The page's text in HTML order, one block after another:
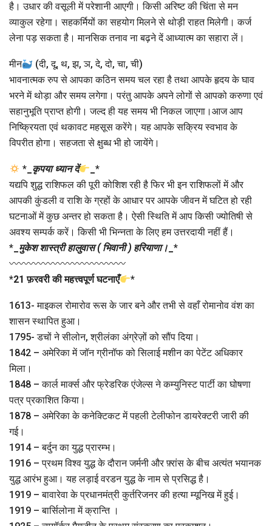
है। उधार की वसूली में परेशानी आएगी। किसी अरिष्ट की चिंता से मन
व्याकुल रहेगा। सहकर्मियों का सहयोग मिलने से थोड़ी राहत मिलेगी। कर्ज
लेना पड़ सकता है। मानसिक तनाव ना बढ़ने दें आध्यात्म का सहारा लें।
मीन
(दी, दू, थ, झ, ञ, दे, दो, चा, ची)
भावनात्मक रुप से आपका कठिन समय चल रहा है तथा आपके हृदय के घाव
भरने में थोड़ा और समय लगेगा। परंतु आपके अपने लोगों से आपको करुणा एवं
सहानुभूति प्राप्त होगी। जल्द ही यह समय भी निकल जाएगा।आज आप
निष्क्रियता एवं थकावट महसूस करेंगे। यह आपके सक्रिय स्वभाव के
विपरीत होगा। सहजता से क्षुब्ध भी हो जायेंगे।
* कृपया ध्यान दें _*
यद्यपि शुद्ध राशिफल की पूरी कोशिश रही है फिर भी इन राशिफलों में और
आपकी कुंडली व राशि के ग्रहों के आधार पर आपके जीवन में घटित हो रही
घटनाओं में कुछ अन्तर हो सकता है। ऐसी स्थिति में आप किसी ज्योतिषी से
अवश्य सम्पर्क करें। किसी भी भिन्नता के लिए हम उत्तरदायी नहीं हैं।
* मुकेश शास्त्री हालुवास ( भिवानी ) हरियाणा। *
〰〰〰〰〰〰〰〰〰〰〰〰
*21 फ़रवरी की महत्त्वपूर्ण घटनाएँ *
1613- माइकल रोमारोव रूस के जार बने और तभी से वहाँ रोमानोव वंश का
शासन स्थापित हुआ।
1795- डचों ने सीलोन, श्रीलंका अंग्रेज़ों को सौंप दिया।
1842 – अमेरिका में जॉन ग्रीनॉफ को सिलाई मशीन का पेटेंट अधिकार
मिला।
1848 – कार्ल मार्क्स और फ्रेडरिक एंजेल्स ने कम्युनिस्ट पार्टी का घोषणा
पत्र प्रकाशित किया।
1878 – अमेरिका के कनेक्टिकट में पहली टेलीफोन डायरेक्टरी जारी की
गई।
1914 – बर्दुन का युद्ध प्रारम्भ।
1916 – प्रथम विश्व युद्ध के दौरान जर्मनी और फ़्रांस के बीच अत्यंत भयानक
युद्ध आरंभ हुआ। यह लड़ाई वरडन युद्ध के नाम से प्रसिद्ध है।
1919 – बावारेवा के प्रधानमंत्री कुर्तरिजनर की हत्या म्यूनिख में हुई।
1919 – बार्सिलोना में क्रान्ति ।